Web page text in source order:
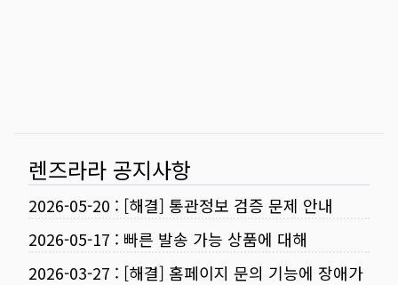
렌즈라라 공지사항
2026-05-20 : [해결] 통관정보 검증 문제 안내
2026-05-17 : 빠른 발송 가능 상품에 대해
2026-03-27 : [해결] 홈페이지 문의 기능에 장애가